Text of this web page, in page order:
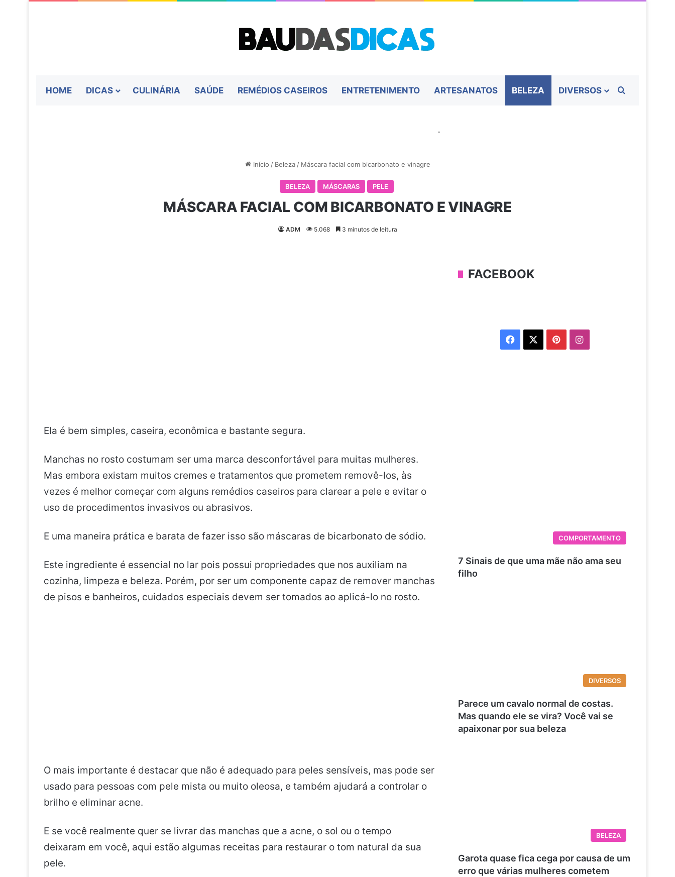
HOME DICAS CULINÁRIA SAÚDE REMÉDIOS CASEIROS ENTRETENIMENTO ARTESANATOS BELEZA DIVERSOS
-
Início / Beleza / Máscara facial com bicarbonato e vinagre
BELEZA MÁSCARAS PELE
MÁSCARA FACIAL COM BICARBONATO E VINAGRE
ADM 5.068 3 minutos de leitura
Ela é bem simples, caseira, econômica e bastante segura.
Manchas no rosto costumam ser uma marca desconfortável para muitas mulheres.
Mas embora existam muitos cremes e tratamentos que prometem removê-los, às
vezes é melhor começar com alguns remédios caseiros para clarear a pele e evitar o
uso de procedimentos invasivos ou abrasivos.
E uma maneira prática e barata de fazer isso são máscaras de bicarbonato de sódio.
Este ingrediente é essencial no lar pois possui propriedades que nos auxiliam na
cozinha, limpeza e beleza. Porém, por ser um componente capaz de remover manchas
de pisos e banheiros, cuidados especiais devem ser tomados ao aplicá-lo no rosto.
O mais importante é destacar que não é adequado para peles sensíveis, mas pode ser
usado para pessoas com pele mista ou muito oleosa, e também ajudará a controlar o
brilho e eliminar acne.
E se você realmente quer se livrar das manchas que a acne, o sol ou o tempo
deixaram em você, aqui estão algumas receitas para restaurar o tom natural da sua
pele.
FACEBOOK
Facebook PinterestInstagram
COMPORTAMENTO
7 Sinais de que uma mãe não ama seu
filho
DIVERSOS
Parece um cavalo normal de costas.
Mas quando ele se vira? Você vai se
apaixonar por sua beleza
BELEZA
Garota quase fica cega por causa de um
erro que várias mulheres cometem